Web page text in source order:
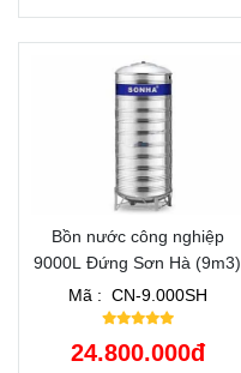
Bồn nước công nghiệp
9000L Đứng Sơn Hà (9m3)
Mã : CN-9.000SH
24.800.000đ